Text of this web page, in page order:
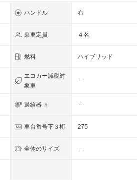
ハンドル 右
乗車定員 ４名
燃料 ハイブリッド
エコカー減税対
象車
－
過給器 －
車台番号下３桁 275
全体のサイズ －